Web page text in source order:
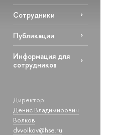
Сотрудники
Публикации
Информация для
сотрудников
Директор:
Денис Владимирович
Волков
dvvolkov@hse.ru